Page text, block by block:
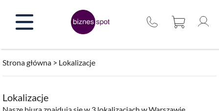
treści
Strona główna > Lokalizacje
Lokalizacje